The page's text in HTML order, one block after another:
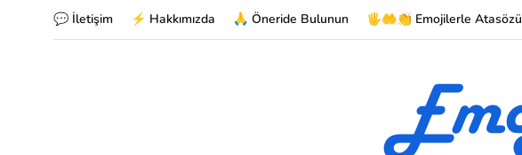
💬 İletişim ⚡ Hakkımızda 🙏 Öneride Bulunun 🖐🤲👏 Emojilerle Atasözü